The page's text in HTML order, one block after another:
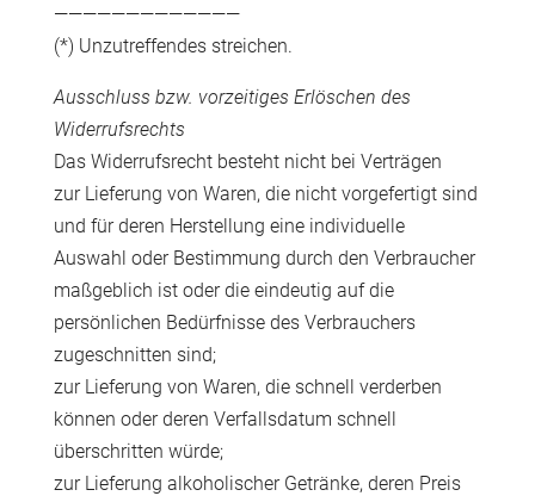
—————————————
(*) Unzutreffendes streichen.
Ausschluss bzw. vorzeitiges Erlöschen des
Widerrufsrechts
Das Widerrufsrecht besteht nicht bei Verträgen
zur Lieferung von Waren, die nicht vorgefertigt sind
und für deren Herstellung eine individuelle
Auswahl oder Bestimmung durch den Verbraucher
maßgeblich ist oder die eindeutig auf die
persönlichen Bedürfnisse des Verbrauchers
zugeschnitten sind;
zur Lieferung von Waren, die schnell verderben
können oder deren Verfallsdatum schnell
überschritten würde;
zur Lieferung alkoholischer Getränke, deren Preis